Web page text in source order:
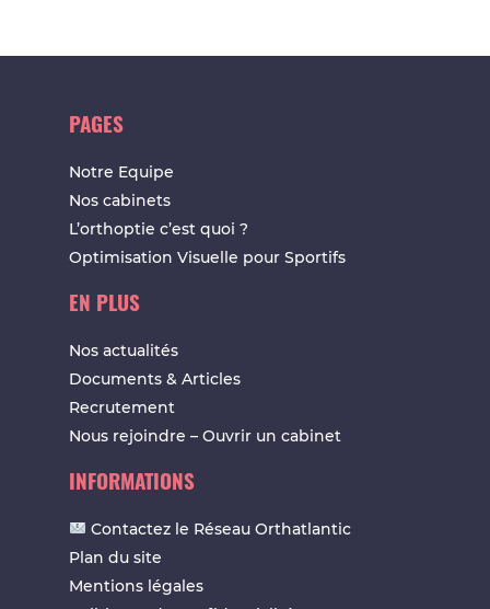
PAGES
Notre Equipe
Nos cabinets
L’orthoptie c’est quoi ?
Optimisation Visuelle pour Sportifs
EN PLUS
Nos actualités
Documents & Articles
Recrutement
Nous rejoindre – Ouvrir un cabinet
INFORMATIONS
Contactez le Réseau Orthatlantic
Plan du site
Mentions légales